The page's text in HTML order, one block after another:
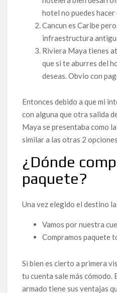
hotel no puedes
Cancun es Caribe
infraestructura
Riviera Maya tienes
que si te aburres del
deseas. Obvio con
Entonces debido a que mi
con alguna que otra salida
Maya se presentaba como
similar a las otras 2
¿Dónde
paquete?
Una vez elegido el destino
Vamos por nuestra
Compramos paquete
Si bien es cierto a primera
tu cuenta sale más cómodo.
armado tiene sus ventajas